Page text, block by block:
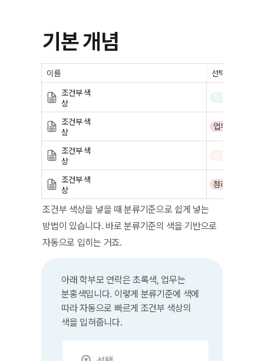
기본 개념
이름 선택
조건부 색
상
학부모연락
조건부 색
상
업무
조건부 색
상
조건부 색
상
정리
조건부 색상을 넣을 때 분류기준으로 쉽게 넣는
방법이 있습니다. 바로 분류기준의 색을 기반으로
자동으로 입히는 거죠.
아래 학부모 연락은 초록색, 업무는
분홍색입니다. 이렇게 분류기준에 색에
따라 자동으로 빠르게 조건부 색상의
색을 입혀줍니다.